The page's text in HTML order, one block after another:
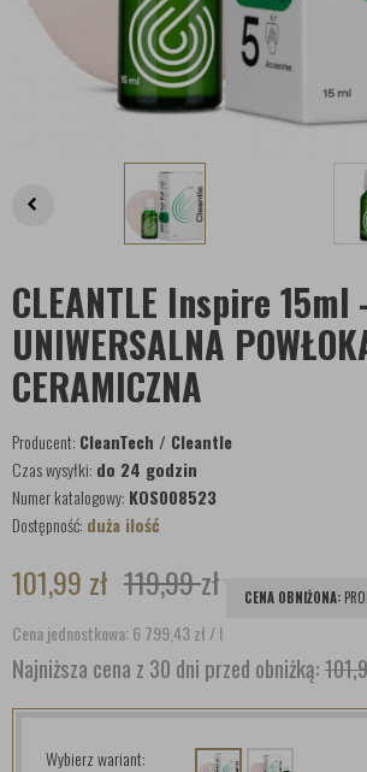
CLEANTLE Inspire 15ml
UNIWERSALNA
CERAMICZNA
Producent: CleanTech / Cleantle
Czas wysyłki: do 24 godzin
Numer katalogowy: KOS008523
Dostępność: duża ilość
101,99 zł 119,99zł CENA OBNIŻONA:
Cena jednostkowa: 6 799,43zł/ l
Najniższa cena z 30 dni przed obniżką:
Wybierz wariant: